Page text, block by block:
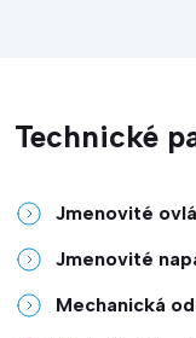
Technické
Jmenovité
Jmenovité
Mechanická